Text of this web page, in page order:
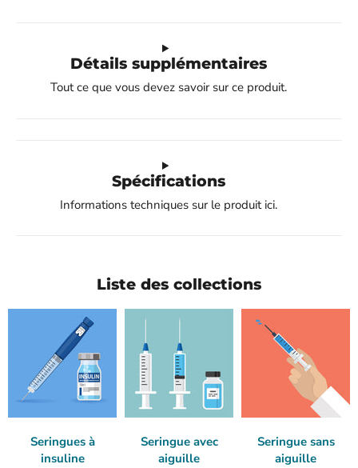
Détails supplémentaires
Tout ce que vous devez savoir sur ce produit.
Spécifications
Informations techniques sur le produit ici.
Liste des collections
Seringues à
insuline
Seringue avec
aiguille
Seringue sans
aiguille